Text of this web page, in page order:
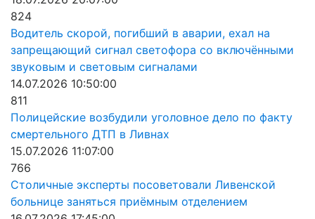
824
Водитель скорой, погибший в аварии, ехал на
запрещающий сигнал светофора со включёнными
звуковым и световым сигналами
14.07.2026 10:50:00
811
Полицейские возбудили уголовное дело по факту
смертельного ДТП в Ливнах
15.07.2026 11:07:00
766
Столичные эксперты посоветовали Ливенской
больнице заняться приёмным отделением